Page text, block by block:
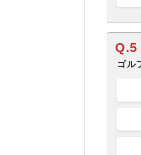
Q.5
ゴル